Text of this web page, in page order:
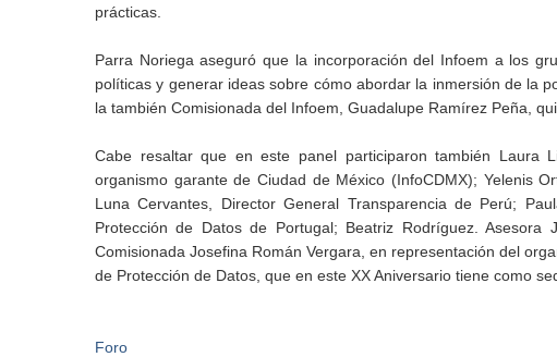
prácticas.
Parra Noriega aseguró que la incorporación del Infoem a los
políticas y generar ideas sobre cómo abordar la inmersión de la
la también Comisionada del Infoem, Guadalupe Ramírez Peña,
Cabe resaltar que en este panel participaron también Laura
organismo garante de Ciudad de México (InfoCDMX); Yelenis
Luna Cervantes, Director General Transparencia de Perú;
Protección de Datos de Portugal; Beatriz Rodríguez.
Comisionada Josefina Román Vergara, en representación del
de Protección de Datos, que en este XX Aniversario tiene como
Foro